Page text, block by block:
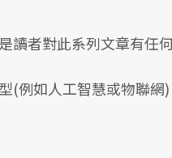
讀者對此系列文章有任
(例如人工智慧或物聯